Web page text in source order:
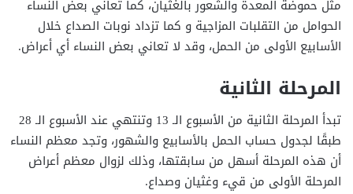
مثل حموضة المعدة والشعور بالغثيان، كما تعاني بعض النساء
الحوامل من التقلبات المزاجية و كما تزداد نوبات الصداع خلال
الأسابيع الأولى من الحمل، وقد لا تعاني بعض النساء أي أعراض.
المرحلة الثانية
تبدأ المرحلة الثانية من الأسبوع الـ 13 وتنتهي عند الأسبوع الـ 28
طبقًا لجدول حساب الحمل بالأسابيع والشهور، وتجد معظم النساء
أن هذه المرحلة أسهل من سابقتها، وذلك لزوال معظم أعراض
المرحلة الأولى من قيء وغثيان وصداع.